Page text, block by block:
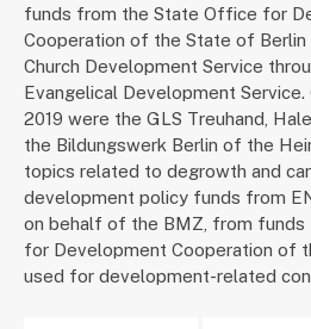
funds from the State Office for
Cooperation of the State of
Church Development Service
Evangelical Development
2019 were the GLS Treuhand,
the Bildungswerk Berlin of the
topics related to degrowth and
development policy funds from
on behalf of the BMZ, from
for Development Cooperation of
used for development-related